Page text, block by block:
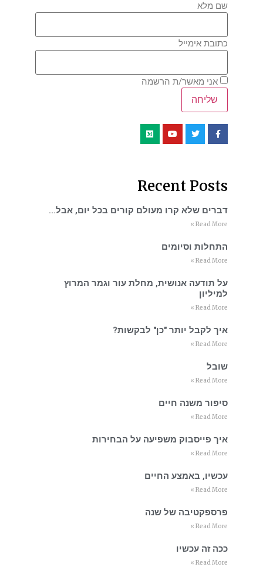
שם מלא
כתובת אימייל
אני מאשר/ת הרשמה
Recent Posts
דברים שלא קרו מעולם קורים בכל יום, אבל…
Read More »
התחלות וסיומים
Read More »
על תודעה אנושית, מחלת עור וגמר המרוץ
למיליון
Read More »
איך לקבל יותר "כן" לבקשות?
Read More »
שובל
Read More »
סיפור משנה חיים
Read More »
איך פייסבוק משפיעה על הבחירות
Read More »
עכשיו, באמצע החיים
Read More »
פרספקטיבה של שנה
Read More »
ככה זה עכשיו
Read More »